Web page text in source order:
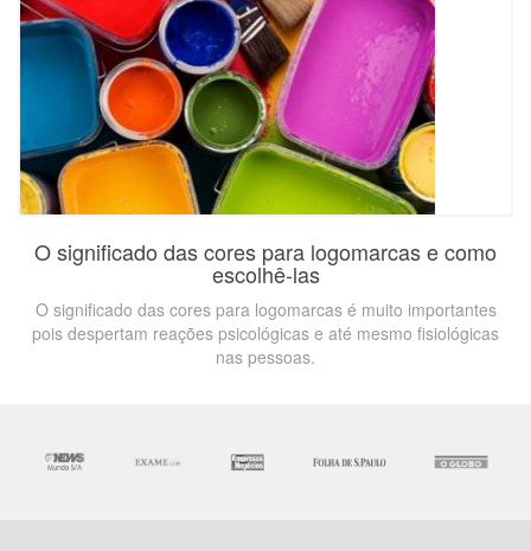
O significado das cores para logomarcas e como
escolhê-las
O significado das cores para logomarcas é muito importantes
pois despertam reações psicológicas e até mesmo fisiológicas
nas pessoas.